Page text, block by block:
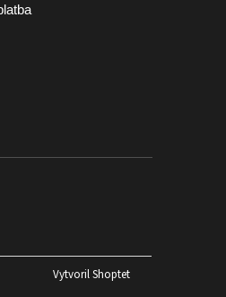
Vytvoril Shoptet